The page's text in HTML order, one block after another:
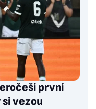
první
vezou